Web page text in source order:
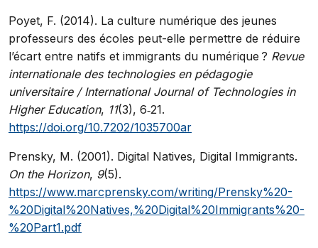
Poyet, F. (2014). La culture numérique des jeunes
professeurs des écoles peut-elle permettre de réduire
l’écart entre natifs et immigrants du numérique ? Revue
internationale des technologies en pédagogie
universitaire / International Journal of Technologies in
Higher Education, 11(3), 6‑21.
https://doi.org/10.7202/1035700ar
Prensky, M. (2001). Digital Natives, Digital Immigrants.
On the Horizon, 9(5).
https://www.marcprensky.com/writing/Prensky%20-
%20Digital%20Natives,%20Digital%20Immigrants%20-
%20Part1.pdf